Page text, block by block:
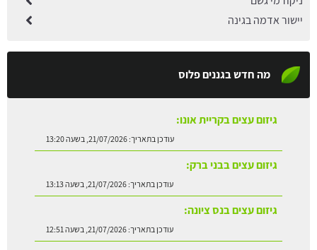
יישור אדמה בגינה
מה חדש בגננים פלוס
גיזום עצים בקריית אונו:
עודכן בתאריך:21/07/2026, בשעה 13:20
גיזום עצים בבני ברק:
עודכן בתאריך:21/07/2026, בשעה 13:13
גיזום עצים בנס ציונה:
עודכן בתאריך:21/07/2026, בשעה 12:51